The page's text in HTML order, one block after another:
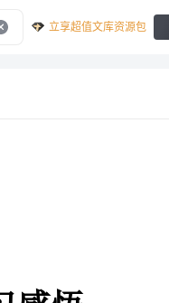
立享超值文库资源包